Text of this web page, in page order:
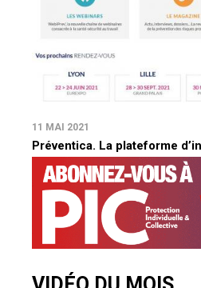
11 MAI 2021
Préventica. La plateforme